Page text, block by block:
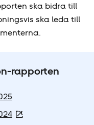
ska bidra till
ska leda till
rapporten